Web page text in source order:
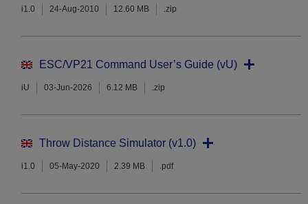
i1.0 24-Aug-2010 12.60 MB .zip
ESC/VP21 Command User’s Guide (vU)
iU 03-Jun-2026 6.12 MB .zip
Throw Distance Simulator (v1.0)
i1.0 05-May-2020 2.39 MB .pdf